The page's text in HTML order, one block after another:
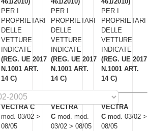
PER I
PROPRIETARI
DELLE
VETTURE
INDICATE
(REG. UE 2017
N.1001 ART.
14 C)
VECTRA C
mod. 03/02 >
08/05
PER I
PROPRIETARI
DELLE
VETTURE
INDICATE
(REG. UE 2017
N.1001 ART.
14 C)
VECTRA
C mod. mod.
03/02 > 08/05
PER I
PROPRIETARI
DELLE
VETTURE
INDICATE
(REG. UE 2017
N.1001 ART.
14 C)
VECTRA
C mod. 03/02 >
08/05